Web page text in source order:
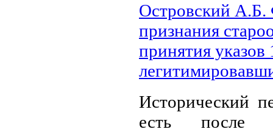
Островский
признания
принятия указов
Исторический
есть после